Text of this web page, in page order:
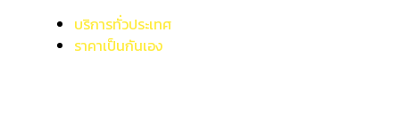
บริการทั่วประเทศ
ราคาเป็นกันเอง